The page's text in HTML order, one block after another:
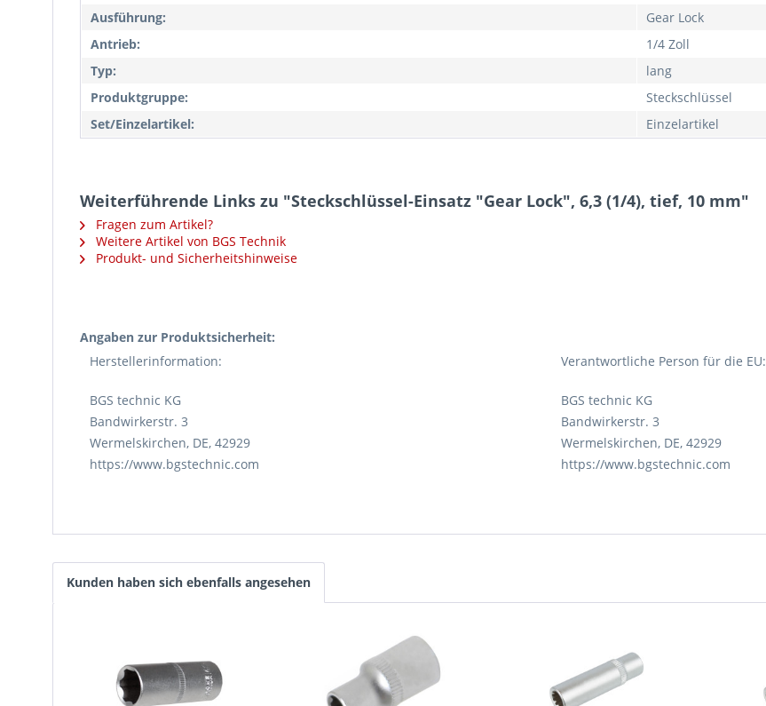
Ausführung:
Gear Lock
Antrieb:
1/4 Zoll
Typ:
lang
Produktgruppe:
Steckschlüssel
Set/Einzelartikel:
Einzelartikel
Weiterführende Links zu "Steckschlüssel-Einsatz "Gear Lock", 6,3 (1/4), tief, 10 mm"
Fragen zum Artikel?
Weitere Artikel von BGS Technik
Produkt- und Sicherheitshinweise
Angaben zur Produktsicherheit:
Herstellerinformation:
BGS technic KG
Bandwirkerstr. 3
Wermelskirchen, DE, 42929
https://www.bgstechnic.com
Verantwortliche Person für die EU:
BGS technic KG
Bandwirkerstr. 3
Wermelskirchen, DE, 42929
https://www.bgstechnic.com
Kunden haben sich ebenfalls angesehen